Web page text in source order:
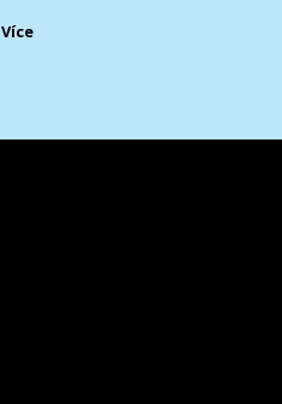
Více